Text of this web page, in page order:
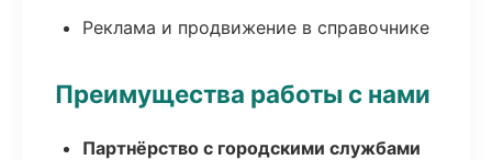
Реклама и продвижение в справочнике
Преимущества работы с нами
Партнёрство с городскими службами